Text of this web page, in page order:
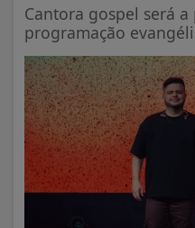
Cantora gospel será
programação